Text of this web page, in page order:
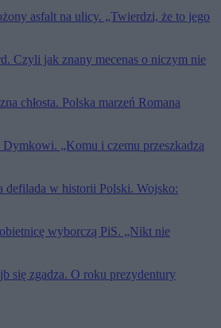
asfalt na ulicy. „Twierdzi, że to jego
Czyli jak znany mecenas o niczym nie
chłosta. Polska marzeń Romana
„Komu i czemu przeszkadza
defilada w historii Polski. Wojsko:
wyborczą PiS. „Nikt nie
się zgadza. O roku prezydentury